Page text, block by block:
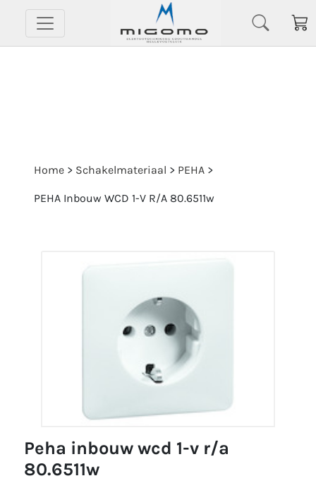
Home > Schakelmateriaal > PEHA >
PEHA Inbouw WCD 1-V R/A 80.6511w
peha inbouw wcd 1-v r/a
80.6511w